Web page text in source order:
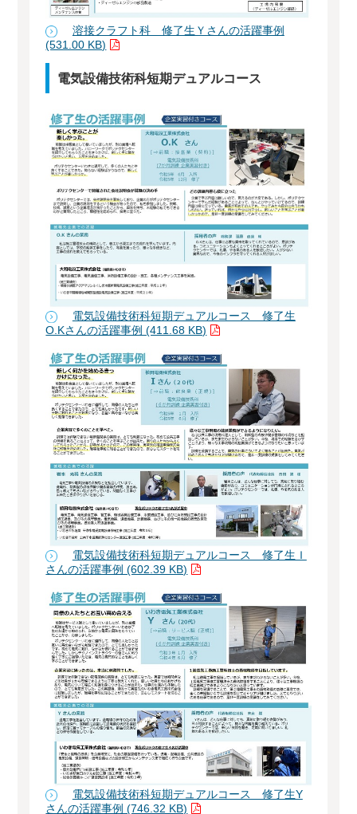
溶接クラフト科 修了生Ｙさんの活躍事例
(531.00 KB)
電気設備技術科短期デュアルコース
電気設備技術科短期デュアルコース 修了生
O.Kさんの活躍事例 (411.68 KB)
電気設備技術科短期デュアルコース 修了生Ｉ
さんの活躍事例 (602.39 KB)
電気設備技術科短期デュアルコース 修了生Y
さんの活躍事例 (746.32 KB)